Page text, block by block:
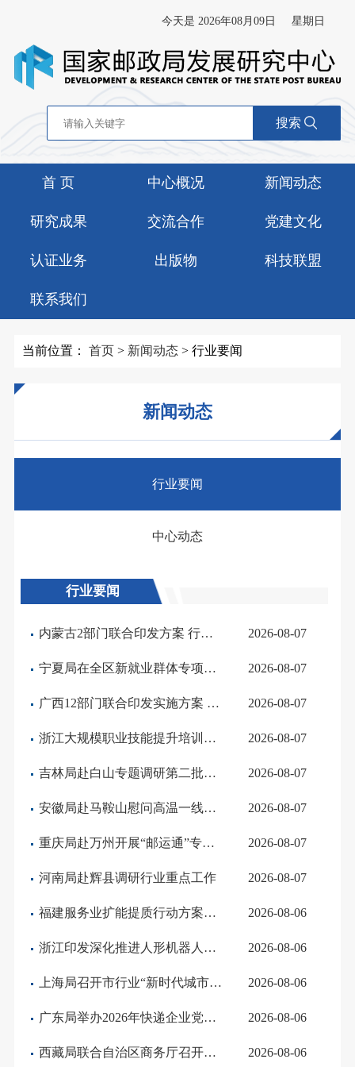
今天是 2026年08月09日 星期日
搜索
首 页 中心概况 新闻动态
研究成果 交流合作 党建文化
认证业务 出版物 科技联盟
联系我们
当前位置： 首页> 新闻动态> 行业要闻
新闻动态
行业要闻
中心动态
行业要闻
内蒙古2部门联合印发方案 行业党建与新就业群体服务保障获政策支持 2026-08-07
宁夏局在全区新就业群体专项工作小组第三次全体（扩大）会议上作交流发言 2026-08-07
广西12部门联合印发实施方案 推动快递包装绿色产品认证落地 2026-08-07
浙江大规模职业技能提升培训行动2026年工作任务分解印发 明确行业年度培训目标 2026-08-07
吉林局赴白山专题调研第二批交通强国邮政专项试点任务落实情况 2026-08-07
安徽局赴马鞍山慰问高温一线快递从业人员 2026-08-07
重庆局赴万州开展“邮运通”专项调研 2026-08-07
河南局赴辉县调研行业重点工作 2026-08-07
福建服务业扩能提质行动方案印发 2026-08-06
浙江印发深化推进人形机器人产业创新发展行动方案 2026-08-06
上海局召开市行业“新时代城市建设者管理者之家”工作推进情况沟通会 2026-08-06
广东局举办2026年快递企业党组织书记和党务工作人员首期培训班 2026-08-06
西藏局联合自治区商务厅召开农牧区寄递物流体系建设工作协调推进会 2026-08-06